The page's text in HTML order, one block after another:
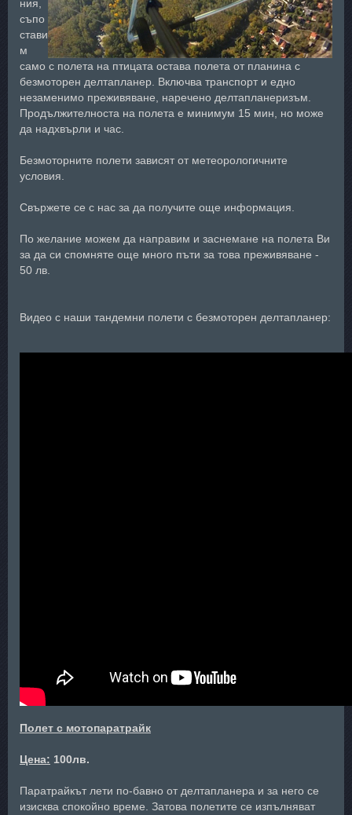
ния,
съпо
стави
м
само с полета на птицата остава полета от планина с
безмоторен делтапланер. Включва транспорт и едно
незаменимо преживяване, наречено делтапланеризъм.
Продължителноста на полета е минимум 15 мин, но може
да надхвърли и час.
Безмоторните полети зависят от метеорологичните
условия.
Свържете се с нас за да получите още информация.
По желание можем да направим и заснемане на полета Ви
за да си спомняте още много пъти за това преживяване -
50 лв.
Видео с наши тандемни полети с безмоторен делтапланер:
Полет с мотопаратрайк
Цена: 100лв.
Паратрайкът лети по-бавно от делтапланера и за него се
изисква спокойно време. Затова полетите се изпълняват